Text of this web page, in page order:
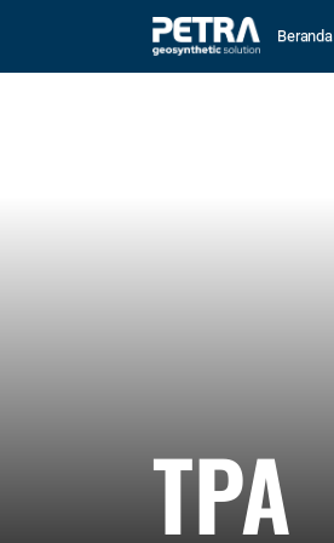
Beranda
TPA